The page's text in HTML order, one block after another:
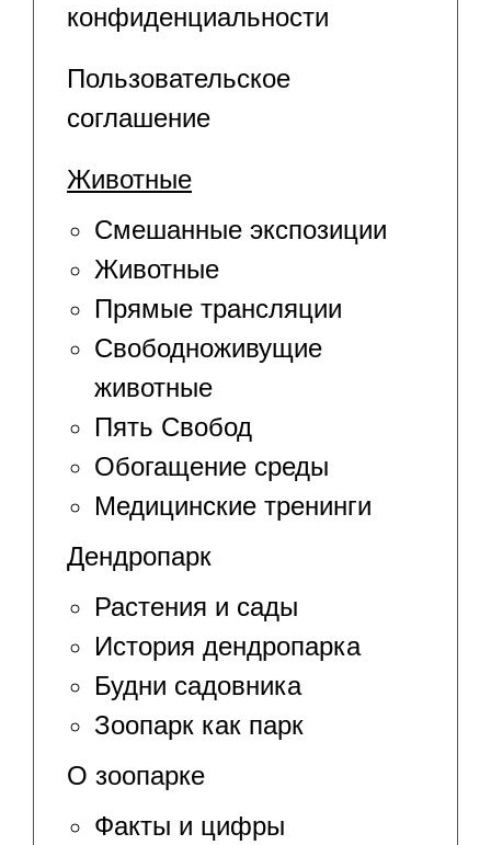
конфиденциальности
Пользовательское
соглашение
Животные
Смешанные экспозиции
Животные
Прямые трансляции
Свободноживущие
животные
Пять Свобод
Обогащение среды
Медицинские тренинги
Дендропарк
Растения и сады
История дендропарка
Будни садовника
Зоопарк как парк
О зоопарке
Факты и цифры